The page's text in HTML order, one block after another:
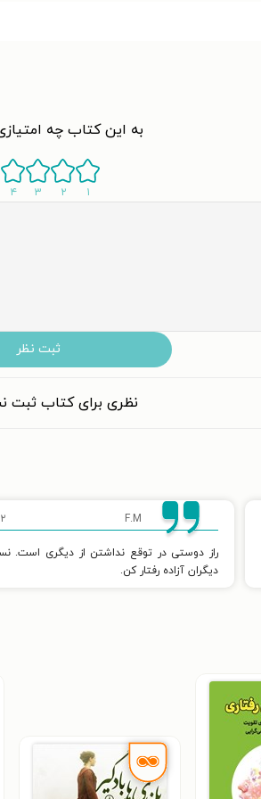
به این کتاب چه
۱ ۲ ۳ ۴
ثبت نظر
نظری برای کتاب ثبت
F.M ۲
راز دوستی در توقع نداشتن از دیگری است.
دیگران آزاده رفتار کن.